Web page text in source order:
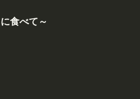
食べて～